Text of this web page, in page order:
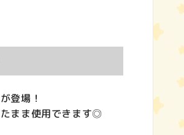
登場！
まま使用できます◎